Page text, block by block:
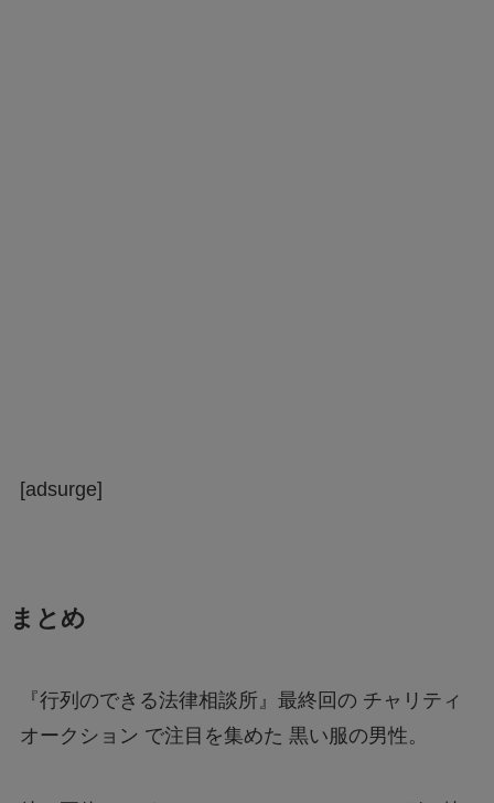
[adsurge]
まとめ
『行列のできる法律相談所』最終回の チャリティ
オークション で注目を集めた 黒い服の男性。